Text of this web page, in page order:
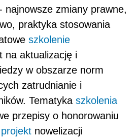
najnowsze zmiany prawne,
praktyka stosowania
szkolenie
na aktualizację i
w obszarze norm
zatrudnianie i
Tematyka szkolenia
przepisy o honorowaniu
projekt nowelizacji